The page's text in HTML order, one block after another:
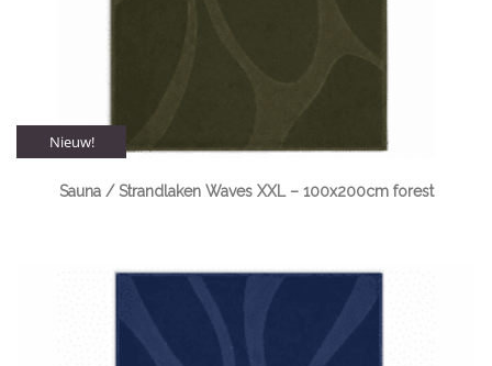
Nieuw!
Sauna / Strandlaken Waves XXL – 100x200cm forest